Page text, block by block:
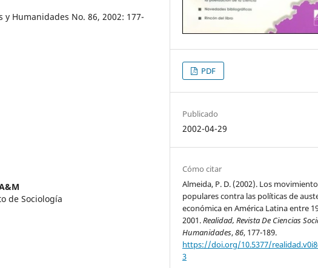
y Humanidades No. 86, 2002: 177-
de Sociología
PDF
Publicado
2002-04-29
Cómo citar
Almeida, P. D. (2002). Los
populares contra las políticas de
económica en América Latina entre
2001.Realidad, Revista De Ciencias
Humanidades,86, 177-189.
https://doi.org/10.5377/
3